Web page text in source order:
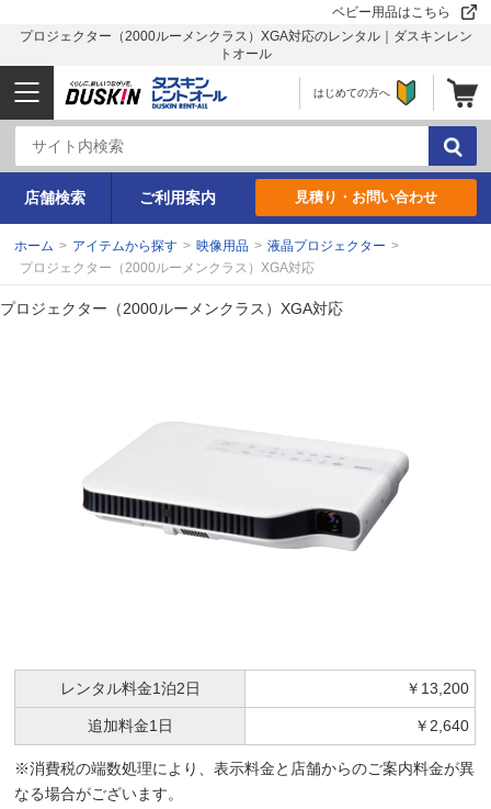
ベビー用品はこちら
プロジェクター（2000ルーメンクラス）XGA対応のレンタル｜ダスキンレン
トオール
はじめての方へ
店舗検索 ご利用案内 見積り・お問い合わせ
ホーム > アイテムから探す > 映像用品 > 液晶プロジェクター >
プロジェクター（2000ルーメンクラス）XGA対応
プロジェクター（2000ルーメンクラス）XGA対応
レンタル料金1泊2日 ￥13,200
追加料金1日 ￥2,640
※消費税の端数処理により、表示料金と店舗からのご案内料金が異
なる場合がございます。